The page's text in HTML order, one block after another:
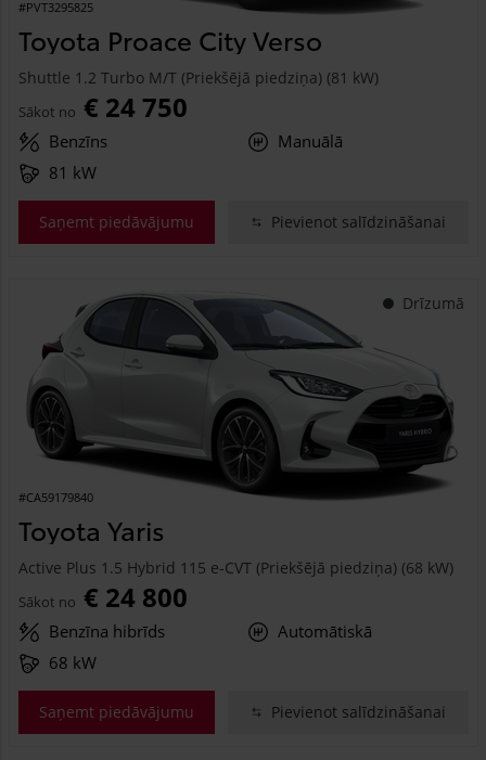
#PVT3295825
Toyota Proace City Verso
Shuttle 1.2 Turbo M/T (Priekšējā piedziņa) (81 kW)
Sākot no € 24 750
Benzīns
Manuālā
81 kW
Saņemt piedāvājumu Pievienot salīdzināšanai
Drīzumā
#CA59179840
Toyota Yaris
Active Plus 1.5 Hybrid 115 e-CVT (Priekšējā piedziņa) (68 kW)
Sākot no € 24 800
Benzīna hibrīds
Automātiskā
68 kW
Saņemt piedāvājumu Pievienot salīdzināšanai